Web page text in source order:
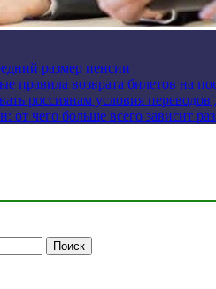
размер пенсии
правила возврата билетов на
россиянам условия
от чего больше всего зависит